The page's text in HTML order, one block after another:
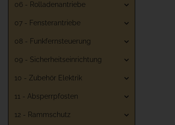
06 - Rolladenantriebe
07 - Fensterantriebe
08 - Funkfernsteuerung
09 - Sicherheitseinrichtung
10 - Zubehör Elektrik
11 - Absperrpfosten
12 - Rammschutz